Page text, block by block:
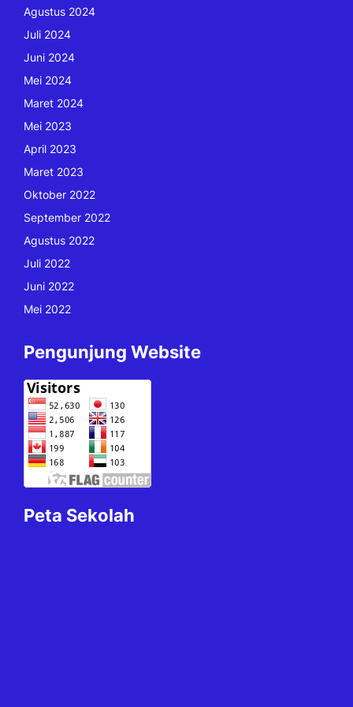
Agustus 2024
Juli 2024
Juni 2024
Mei 2024
Maret 2024
Mei 2023
April 2023
Maret 2023
Oktober 2022
September 2022
Agustus 2022
Juli 2022
Juni 2022
Mei 2022
Pengunjung Website
Peta Sekolah